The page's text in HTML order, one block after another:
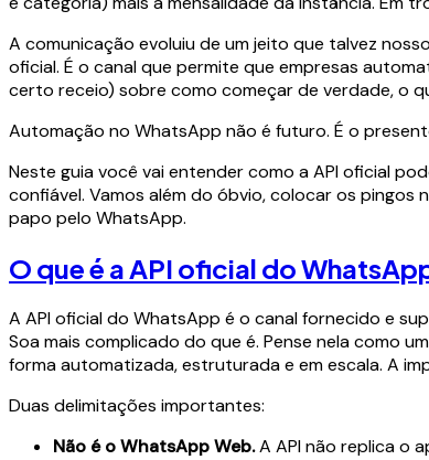
A comunicação evoluiu de um jeito que talvez
oficial. É o canal que permite que empresas
certo receio) sobre como começar de verdade, o
Automação no WhatsApp não é futuro. É o
Neste guia você vai entender como a API oficial
confiável. Vamos além do óbvio, colocar os pingos
papo pelo WhatsApp.
O que é a API oficial do
A API oficial do WhatsApp é o canal fornecido e
Soa mais complicado do que é. Pense nela como
forma automatizada, estruturada e em escala. A
Duas delimitações importantes:
Não é o WhatsApp Web.A API não replica o